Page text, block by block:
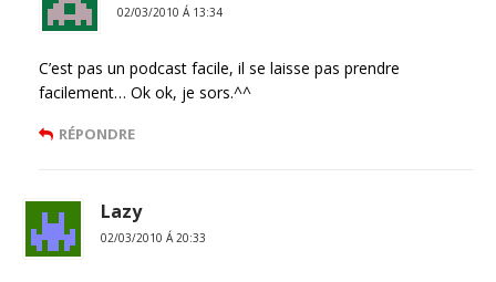
02/03/2010 Á 13:34
C’est pas un podcast facile, il se laisse pas prendre
facilement… Ok ok, je sors.^^
RÉPONDRE
Lazy
02/03/2010 Á 20:33